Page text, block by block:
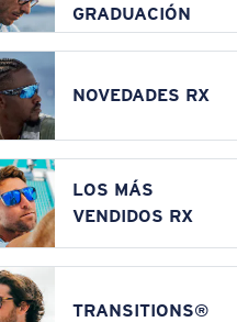
GRADUACIÓN
NOVEDADES RX
LOS MÁS
VENDIDOS RX
TRANSITIONS®